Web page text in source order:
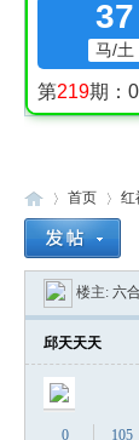
»
首页
›
红
楼主: 六
邱天天天
0
105